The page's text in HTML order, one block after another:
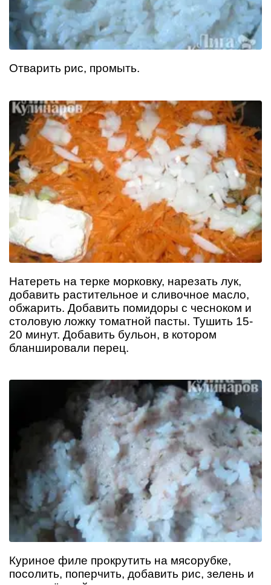
Отварить рис, промыть.
Натереть на терке морковку, нарезать лук,
добавить растительное и сливочное масло,
обжарить. Добавить помидоры с чесноком и
столовую ложку томатной пасты. Тушить 15-
20 минут. Добавить бульон, в котором
бланшировали перец.
Куриное филе прокрутить на мясорубке,
посолить, поперчить, добавить рис, зелень и